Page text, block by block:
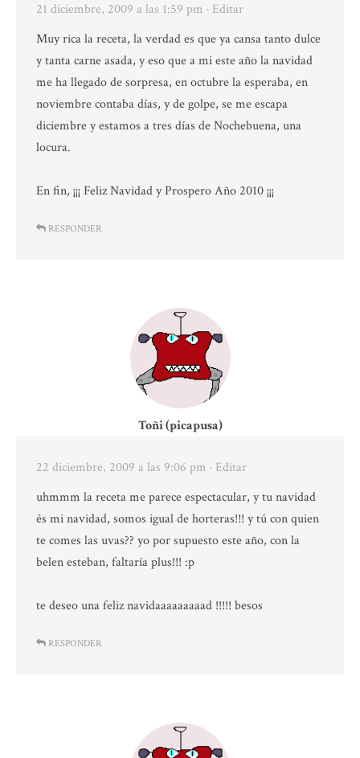
21 diciembre, 2009 a las 1:59 pm · Editar
Muy rica la receta, la verdad es que ya cansa tanto dulce
y tanta carne asada, y eso que a mi este año la navidad
me ha llegado de sorpresa, en octubre la esperaba, en
noviembre contaba días, y de golpe, se me escapa
diciembre y estamos a tres días de Nochebuena, una
locura.
En fin, ¡¡¡ Feliz Navidad y Prospero Año 2010 ¡¡¡
RESPONDER
Toñi (picapusa)
22 diciembre, 2009 a las 9:06 pm · Editar
uhmmm la receta me parece espectacular, y tu navidad
és mi navidad, somos igual de horteras!!! y tú con quien
te comes las uvas?? yo por supuesto este año, con la
belen esteban, faltaría plus!!! :p
te deseo una feliz navidaaaaaaaaad !!!!! besos
RESPONDER